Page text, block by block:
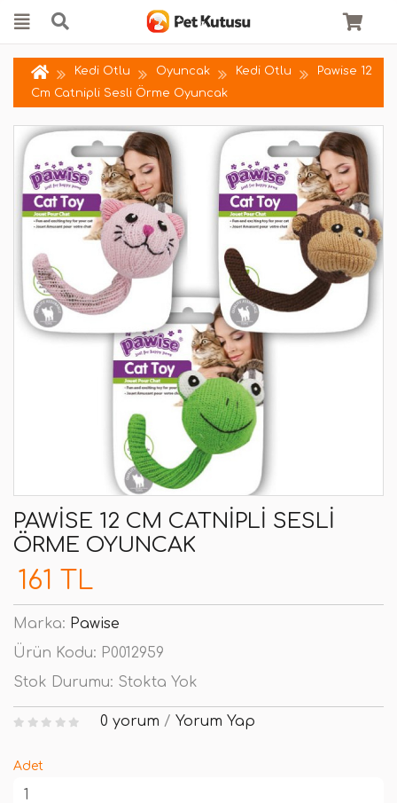
Kedi Otlu Oyuncak Kedi Otlu
Pawise 12
Cm Catnipli Sesli Örme Oyuncak
PAWISE 12 CM CATNIPLI SESLI
ÖRME OYUNCAK
161 TL
Marka: Pawise
Ürün Kodu: P0012959
Stok Durumu: Stokta Yok
0 yorum / Yorum Yap
Adet